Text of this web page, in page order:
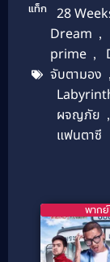
แท็ก 28
Dream ,
prime ,
จับตามอง ,
ผจญภัย ,
แฟนตาซี
พาก